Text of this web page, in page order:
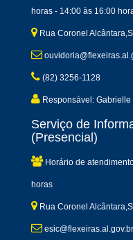
horas - 14:00 às 16:00
Rua Coronel
(82) 3256-1128
Responsável:
Serviço de
(Presencial)
Horário de
horas
Rua Coronel
esic@flexeiras.al.gov.br